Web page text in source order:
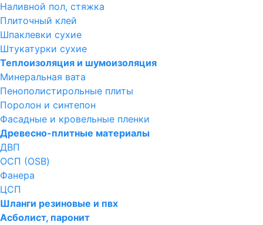
Наливной пол, стяжка
Плиточный клей
Шпаклевки сухие
Штукатурки сухие
Теплоизоляция и шумоизоляция
Минеральная вата
Пенополистирольные плиты
Поролон и синтепон
Фасадные и кровельные пленки
Древесно-плитные материалы
ДВП
ОСП (OSB)
Фанера
ЦСП
Шланги резиновые и пвх
Асболист, паронит